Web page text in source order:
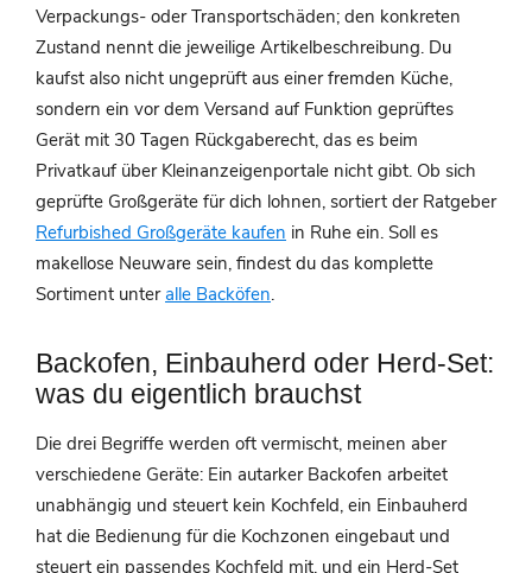
Verpackungs- oder Transportschäden; den konkreten
Zustand nennt die jeweilige Artikelbeschreibung. Du
kaufst also nicht ungeprüft aus einer fremden Küche,
sondern ein vor dem Versand auf Funktion geprüftes
Gerät mit 30 Tagen Rückgaberecht, das es beim
Privatkauf über Kleinanzeigenportale nicht gibt. Ob sich
geprüfte Großgeräte für dich lohnen, sortiert der Ratgeber
Refurbished Großgeräte kaufen in Ruhe ein. Soll es
makellose Neuware sein, findest du das komplette
Sortiment unteralle Backöfen.
Backofen, Einbauherd oder Herd-Set:
was du eigentlich brauchst
Die drei Begriffe werden oft vermischt, meinen aber
verschiedene Geräte: Ein autarker Backofen arbeitet
unabhängig und steuert kein Kochfeld, ein Einbauherd
hat die Bedienung für die Kochzonen eingebaut und
steuert ein passendes Kochfeld mit, und ein Herd-Set